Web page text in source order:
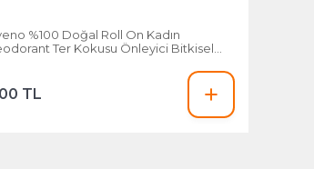
%100 Doğal Roll On Kadın
Ter Kokusu Önleyici Bitkisel
TL